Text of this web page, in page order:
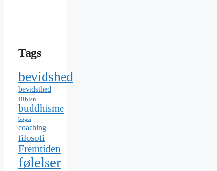
Tags
bevidshed
bevidsthed
Biblen
buddhisme
bøger
coaching
filosofi
Fremtiden
følelser